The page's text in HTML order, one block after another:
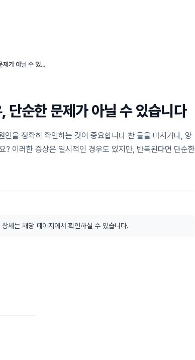
길동역 치과 치아가 시린 이유, 단순한 문제가 아닐 수 있습니다
단순한 문제가 아닐 수 있습니다
을 정확히 확인하는 것이 중요합니다 찬 물을 마시거나, 양
? 이러한 증상은 일시적인 경우도 있지만, 반복된다면 단순한
세는 해당 페이지에서 확인하실 수 있습니다.